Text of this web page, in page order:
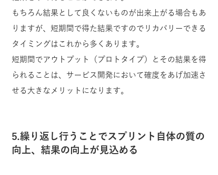
もちろん結果として良くないものが出来上がる場合もあ
りますが、短期間で得た結果ですのでリカバリーできる
タイミングはこれから多くあります。
短期間でアウトプット（プロトタイプ）とその結果を得
られることは、サービス開発において確度をあげ加速さ
せる大きなメリットになります。
5.繰り返し行うことでスプリント自体の質の
向上、結果の向上が見込める